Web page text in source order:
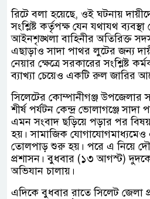
রিটে বলা হয়েছে, ওই ঘটনায়
সংশ্লিষ্ট কর্তৃপক্ষ যেন যথাযথ
আইনশৃঙ্খলা বাহিনীর অতিরিক্ত
এছাড়াও সাদা পাথর লুটের জন্য
নেয়ার ক্ষেত্রে সরকারের সংশ্লিষ্ট
ব্যাখ্যা চেয়েও একটি রুল জারির
সিলেটের কোম্পানীগঞ্জ উপজেলার
শীর্ষ পর্যটন কেন্দ্র ভোলাগঞ্জে
এমন সংবাদ ছড়িয়ে পড়ার পর
হয়। সামাজিক
তোলপাড় শুরু হয়। পরে এ নিয়ে
প্রশাসন। বুধবার (১৩ আগস্ট)
অভিযান চালায়।
এদিকে বুধবার রাতে সিলেট জেলা